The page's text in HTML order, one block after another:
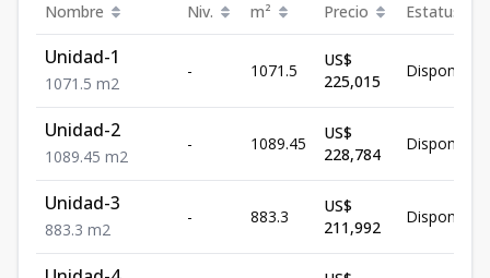
Nombre Niv. m² Precio Estatus
Unidad-1
1071.5 m2
- 1071.5
US$
225,015
Disponible
Unidad-2
1089.45 m2
- 1089.45
US$
228,784
Disponible
Unidad-3
883.3 m2
- 883.3
US$
211,992
Disponible